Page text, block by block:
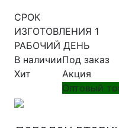
СРОК
ИЗГОТОВЛЕНИЯ 1
РАБОЧИЙ ДЕНЬ
В наличии
Хит
Под заказ
Акция
Оптовый